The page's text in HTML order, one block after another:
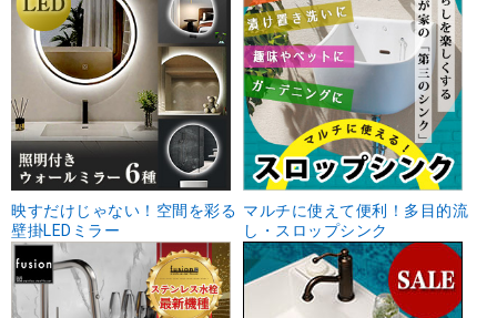
映すだけじゃない！空間を彩る
壁掛LEDミラー
マルチに使えて便利！多目的流
し・スロップシンク